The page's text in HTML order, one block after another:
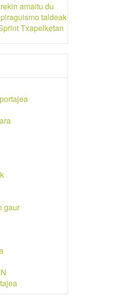
amaitu du
taldeak
Txapelketan
gaur